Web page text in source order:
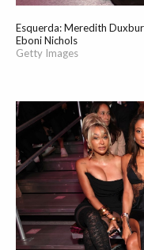
Esquerda: Meredith
Eboni Nichols
Getty Images